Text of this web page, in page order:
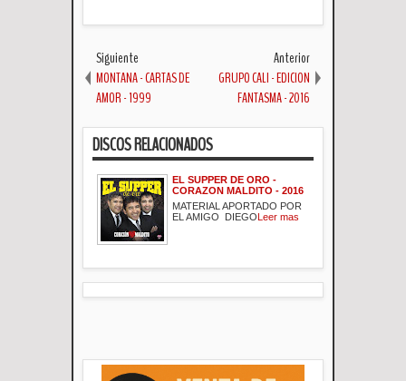
Siguiente
MONTANA - CARTAS DE
AMOR - 1999
Anterior
GRUPO CALI - EDICION
FANTASMA - 2016
DISCOS RELACIONADOS
EL SUPPER DE ORO -
CORAZON MALDITO - 2016
MATERIAL APORTADO POR
EL AMIGO DIEGOLeer mas